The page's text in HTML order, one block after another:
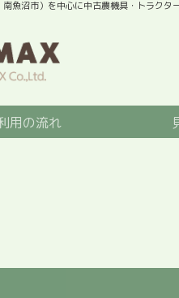
魚沼市）を中心に中古農機具・トラクタ
用の流れ